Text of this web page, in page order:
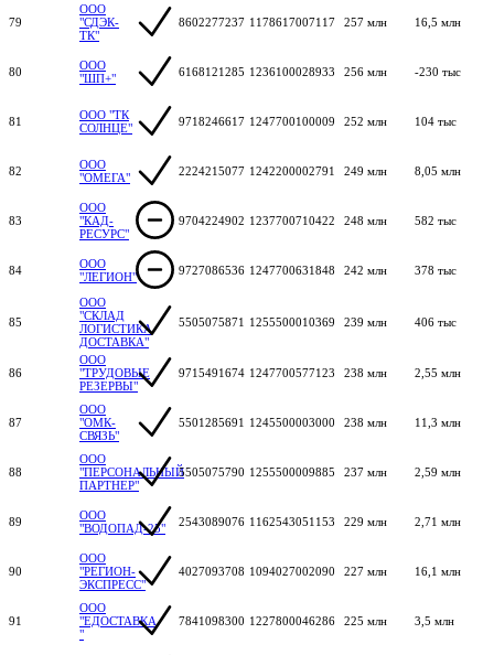
79
ООО
"СДЭК-
ТК"
8602277237 1178617007117 257 млн 16,5 млн
80
ООО
"ШП+"
6168121285 1236100028933 256 млн -230 тыс
81
ООО "ТК
СОЛНЦЕ"
9718246617 1247700100009 252 млн 104 тыс
82
ООО
"ОМЕГА"
2224215077 1242200002791 249 млн 8,05 млн
83
ООО
"КАД-
РЕСУРС"
9704224902 1237700710422 248 млн 582 тыс
84
ООО
"ЛЕГИОН"
9727086536 1247700631848 242 млн 378 тыс
85
ООО
"СКЛАД
ЛОГИСТИКА
ДОСТАВКА"
5505075871 1255500010369 239 млн 406 тыс
86
ООО
"ТРУДОВЫЕ
РЕЗЕРВЫ"
9715491674 1247700577123 238 млн 2,55 млн
87
ООО
"ОМК-
СВЯЗЬ"
5501285691 1245500003000 238 млн 11,3 млн
88
ООО
"ПЕРСОНАЛЬНЫЙ
ПАРТНЕР"
5505075790 1255500009885 237 млн 2,59 млн
89
ООО
"ВОДОПАД-25"
2543089076 1162543051153 229 млн 2,71 млн
90
ООО
"РЕГИОН-
ЭКСПРЕСС"
4027093708 1094027002090 227 млн 16,1 млн
91
ООО
"ЕДОСТАВКА
"
7841098300 1227800046286 225 млн 3,5 млн